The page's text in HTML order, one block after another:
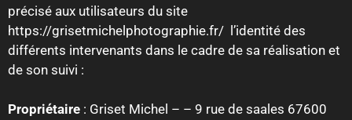
précisé aux utilisateurs du site
https://grisetmichelphotographie.fr/ l’identité des
différents intervenants dans le cadre de sa réalisation et
de son suivi :
Propriétaire : Griset Michel – – 9 rue de saales 67600